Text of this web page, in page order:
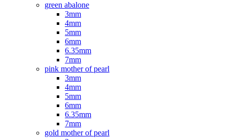
green abalone
3mm
4mm
5mm
6mm
6.35mm
7mm
pink mother of pearl
3mm
4mm
5mm
6mm
6.35mm
7mm
gold mother of pearl